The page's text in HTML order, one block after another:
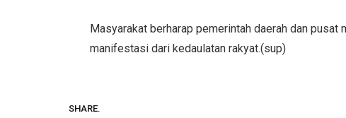
Masyarakat berharap pemerintah daerah dan pusat
manifestasi dari kedaulatan rakyat.(sup)
SHARE.